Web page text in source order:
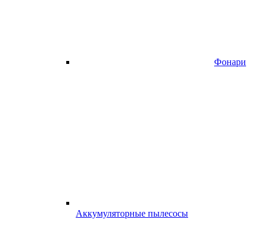
Фонари
Аккумуляторные пылесосы